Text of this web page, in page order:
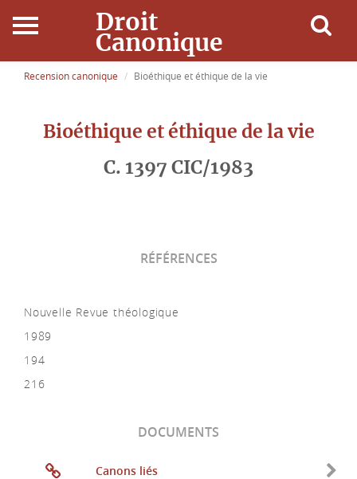
Droit
Canonique
Accueil
Droit Canonique
Recension canonique Bioéthique et éthique de la vie
Bioéthique et éthique de la vie
C. 1397 CIC/1983
RÉFÉRENCES
Nouvelle Revue théologique
1989
194
216
DOCUMENTS
Canons liés